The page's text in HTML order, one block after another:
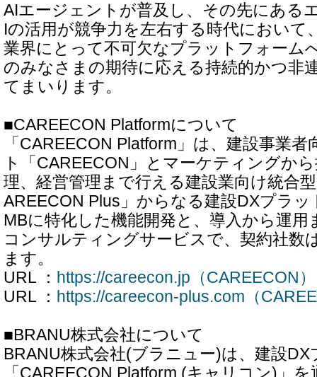
AIエージェントが普及し、その先にある
Iの活用が競争力を左右する時代において
業界にとって不可欠なプラットフォーム
のみなさまの期待に応える持続的かつ非
てまいります。
■CAREECON Platformについて
「CAREECON Platform」は、建設事業
ト「CAREECON」とマーケティングか
理、経営管理まで行える建設業向け統合
AREECON Plus」からなる建設DXプラ
MBに特化した機能開発と、導入から運用
コンサルティングサービスで、契約社数
ます。
URL ： https://careecon.jp（CAREECON）
URL ： https://careecon-plus.com（
■BRANU株式会社について
BRANU株式会社(ブラニュー)は、建設
「CAREECON Platform (キャリコン)」